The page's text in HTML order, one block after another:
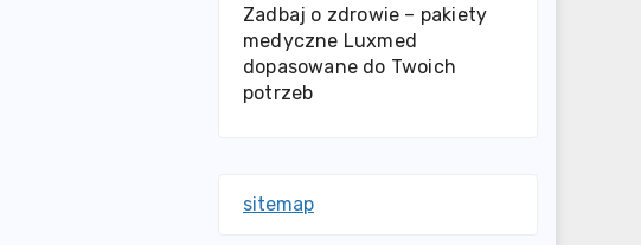
Zadbaj o zdrowie – pakiety
medyczne Luxmed
dopasowane do Twoich
potrzeb
sitemap